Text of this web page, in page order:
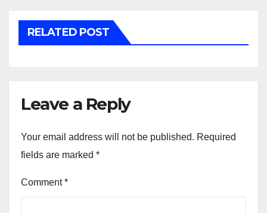
RELATED POST
Leave a Reply
Your email address will not be published. Required
fields are marked *
Comment*